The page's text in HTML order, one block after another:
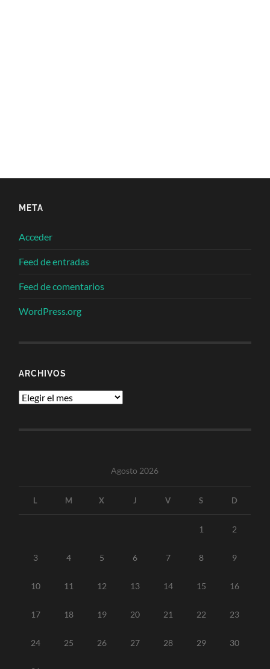
META
Acceder
Feed de entradas
Feed de comentarios
WordPress.org
ARCHIVOS
Archivos
Agosto 2026
L M X J V S D
1 2
3 4 5 6 7 8 9
10 11 12 13 14 15 16
17 18 19 20 21 22 23
24 25 26 27 28 29 30